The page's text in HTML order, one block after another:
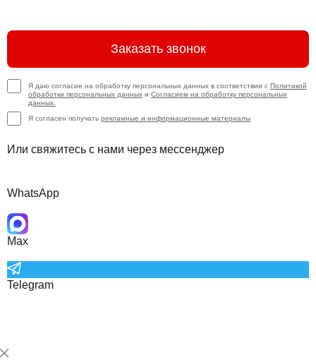
Заказать звонок
Я даю согласие на обработку персональных данных в соответствии с Политикой
обработки персональных данных и Согласием на обработку персональных
данных.
Я согласен получать рекламные и информационные материалы
Или свяжитесь с нами через мессенджер
WhatsApp
Max
Telegram